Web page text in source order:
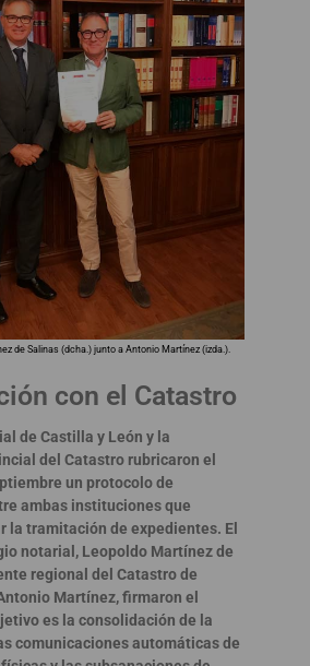
de Salinas (dcha.) junto a Antonio Martínez (izda.).
con el Catastro
de Castilla y León y la
del Catastro rubricaron el
un protocolo de
ambas instituciones que
la tramitación de expedientes. El
notarial, Leopoldo Martínez de
regional del Catastro de
Martínez, firmaron el
es la consolidación de la
comunicaciones automáticas de